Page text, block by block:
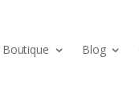
Boutique Blog